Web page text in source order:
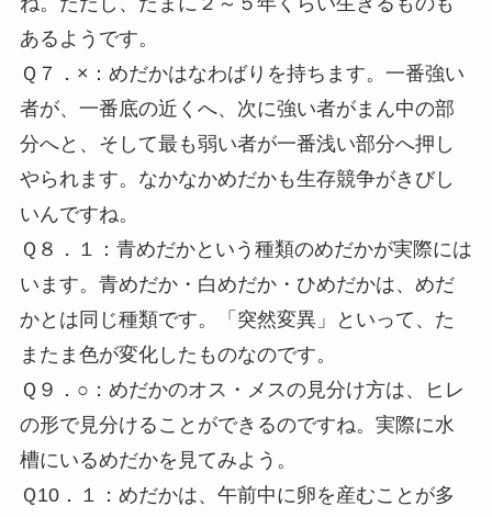
あるようです。
Ｑ７．×：めだかはなわばりを持ちます。一番強い
者が、一番底の近くへ、次に強い者がまん中の部
分へと、そして最も弱い者が一番浅い部分へ押し
やられます。なかなかめだかも生存競争がきびし
いんですね。
Ｑ８．１：青めだかという種類のめだかが実際には
います。青めだか・白めだか・ひめだかは、めだ
かとは同じ種類です。「突然変異」といって、た
またま色が変化したものなのです。
Ｑ９．○：めだかのオス・メスの見分け方は、ヒレ
の形で見分けることができるのですね。実際に水
槽にいるめだかを見てみよう。
Ｑ10．１：めだかは、午前中に卵を産むことが多